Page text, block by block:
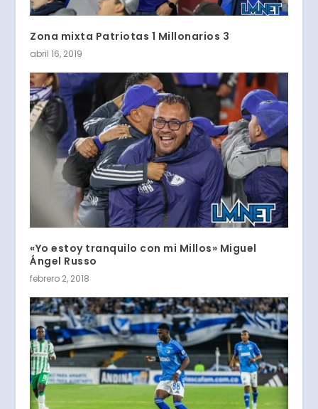
Zona mixta Patriotas 1 Millonarios 3
abril 16, 2019
«Yo estoy tranquilo con mi Millos» Miguel
Ángel Russo
febrero 2, 2018